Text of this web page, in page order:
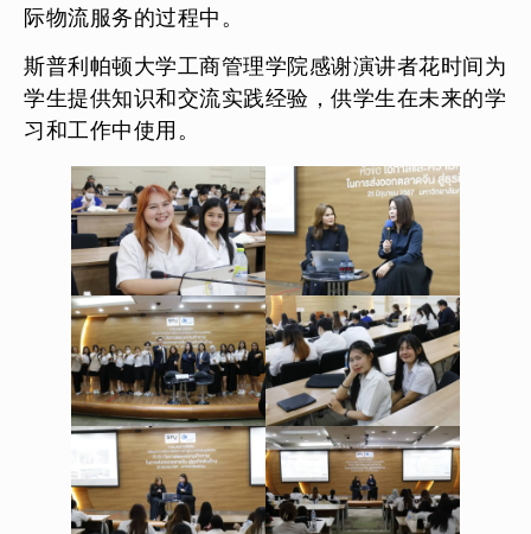
际物流服务的过程中。
斯普利帕顿大学工商管理学院感谢演讲者花时间为
学生提供知识和交流实践经验，供学生在未来的学
习和工作中使用。